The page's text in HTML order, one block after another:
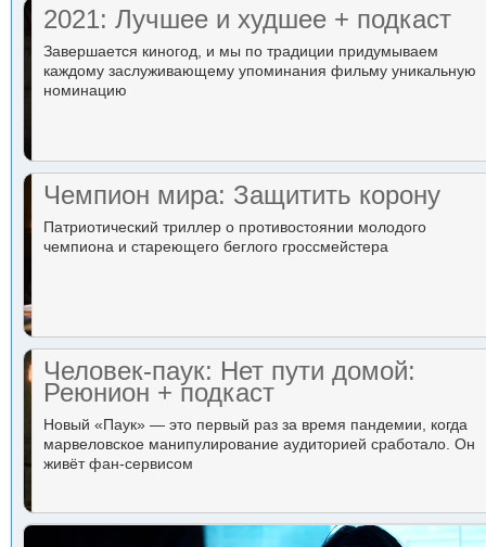
2021: Лучшее и худшее + подкаст
Завершается киногод, и мы по традиции придумываем
каждому заслуживающему упоминания фильму уникальную
номинацию
Чемпион мира: Защитить корону
Патриотический триллер о противостоянии молодого
чемпиона и стареющего беглого гроссмейстера
Человек-паук: Нет пути домой:
Реюнион + подкаст
Новый «Паук» — это первый раз за время пандемии, когда
марвеловское манипулирование аудиторией сработало. Он
живёт фан-сервисом